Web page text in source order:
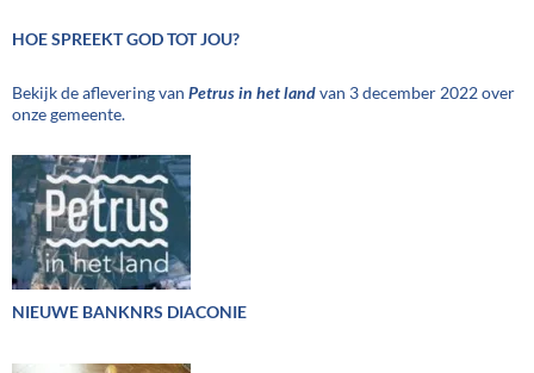
HOE SPREEKT GOD TOT JOU?
Bekijk de aflevering van Petrus in het landvan 3 december 2022 over
onze gemeente.
NIEUWE BANKNRS DIACONIE